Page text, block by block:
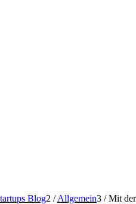
Blog2 / Allgemein3 / Mit